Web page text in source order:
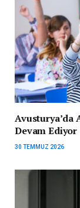
Avusturya’da
Devam Ediyor
30 TEMMUZ 2026